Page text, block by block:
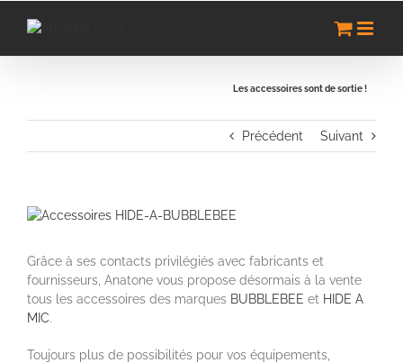
Les accessoires sont de sortie !
Précédent Suivant
Voir
Grâce à ses contacts privilégiés avec fabricants et
fournisseurs, Anatone vous propose désormais à la vente
tous les accessoires des marques BUBBLEBEE et HIDE A
MIC.
Toujours plus de possibilités pour vos équipements,